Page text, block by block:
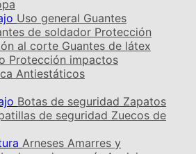
Uso general Guantes
de soldador Protección
al corte Guantes de látex
Protección impactos
Antiestáticos
Botas de seguridad Zapatos
de seguridad Zuecos de
Arneses Amarres y